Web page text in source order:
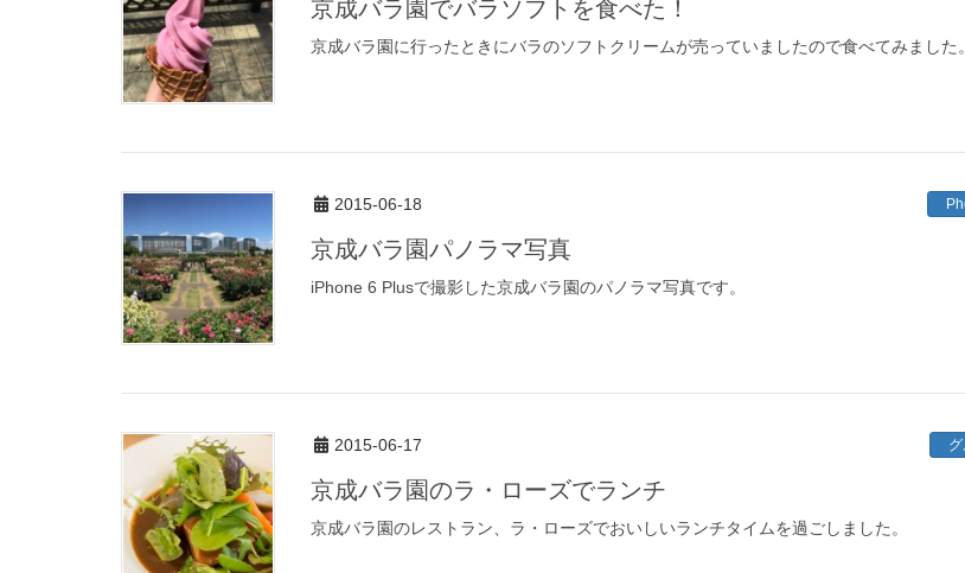
京成バラ園でバラソフトを食べた！
京成バラ園に行ったときにバラのソフトクリームが売っていましたので食べてみました。
2015-06-18
京成バラ園パノラマ写真
iPhone 6 Plusで撮影した京成バラ園のパノラマ写真です。
2015-06-17
京成バラ園のラ・ローズでランチ
京成バラ園のレストラン、ラ・ローズでおいしいランチタイムを過ごしました。